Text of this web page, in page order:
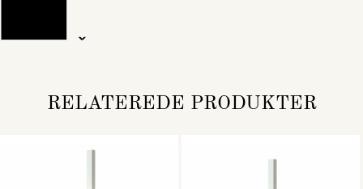
RELATEREDE PRODUKTER